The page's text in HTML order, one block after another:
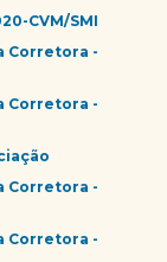
CVM/SMI
Corretora -
Corretora -
Corretora -
Corretora -